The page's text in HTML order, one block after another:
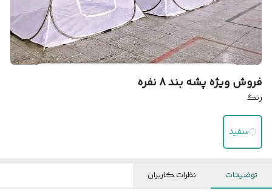
فروش ویژه پشه بند 8 نفره
رنگ
سفید
توضیحات نظرات کاربران